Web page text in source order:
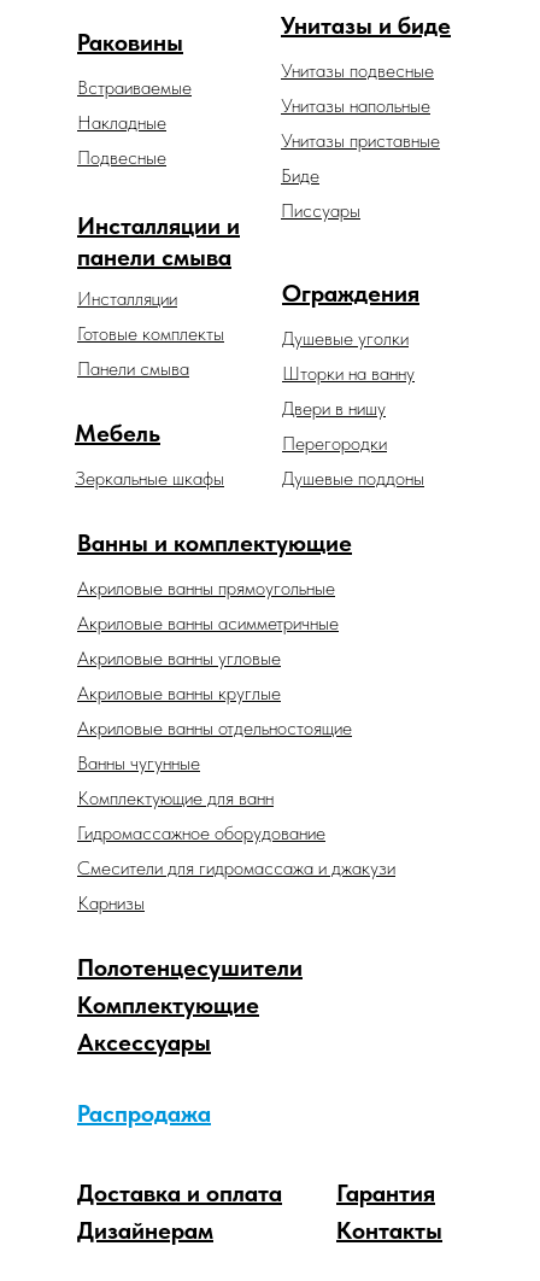
Унитазы и биде
Унитазы подвесные
Унитазы напольные
Унитазы приставные
Раковины
Встраиваемые
Накладные
Подвесные
Ванны и комплектующие
Акриловые ванны прямоугольные
Зеркальные шкафы
Мебель
Ограждения
Душевые уголки
Шторки на ванну
Двери в нишу
Перегородки
Аксессуары
Распродажа
Комплектующие
Дизайнерам
Доставка и оплата
Гарантия
Контакты
Биде
Душевые поддоны
Акриловые ванны отдельностоящие
Акриловые ванны асимметричные
Акриловые ванны угловые
Акриловые ванны круглые
Ванны чугунные
Комплектующие для ванн
Гидромассажное оборудование
Смесители для гидромассажа и джакузи
Карнизы
Полотенцесушители
Инсталляции и
панели смыва
Инсталляции
Готовые комплекты
Панели смыва
Писсуары